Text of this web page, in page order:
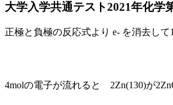
大学入学共通テスト2021年化
正極と負極の反応式より e- を消去して
4molの電子が流れると 2Zn(130)が